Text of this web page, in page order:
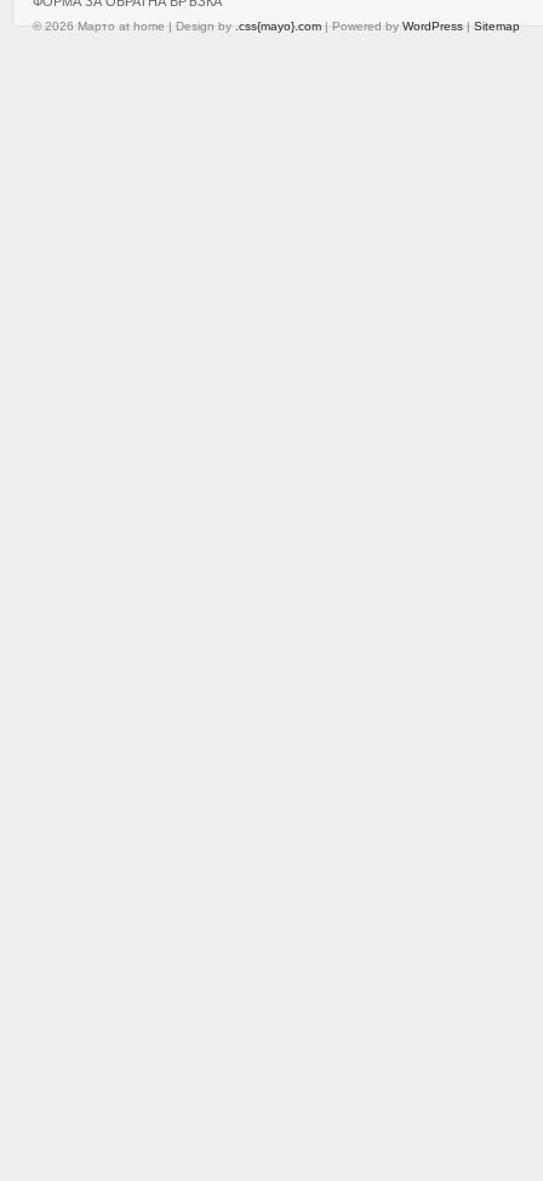
© 2026 Марто at home | Design by.css{mayo}.com| Powered byWordPress|Sitemap